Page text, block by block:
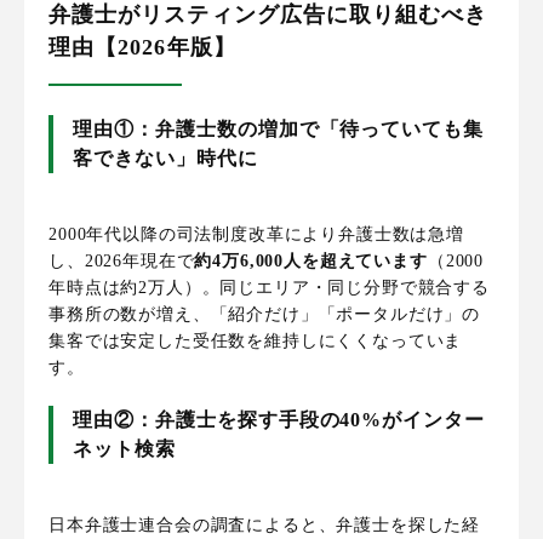
弁護士がリスティング広告に取り組むべき
理由【2026年版】
理由①：弁護士数の増加で「待っていても集
客できない」時代に
2000年代以降の司法制度改革により弁護士数は急増
し、2026年現在で約4万6,000人を超えています （2000
年時点は約2万人）。同じエリア・同じ分野で競合する
事務所の数が増え、「紹介だけ」「ポータルだけ」の
集客では安定した受任数を維持しにくくなっていま
す。
理由②：弁護士を探す手段の40%がインター
ネット検索
日本弁護士連合会の調査によると、弁護士を探した経